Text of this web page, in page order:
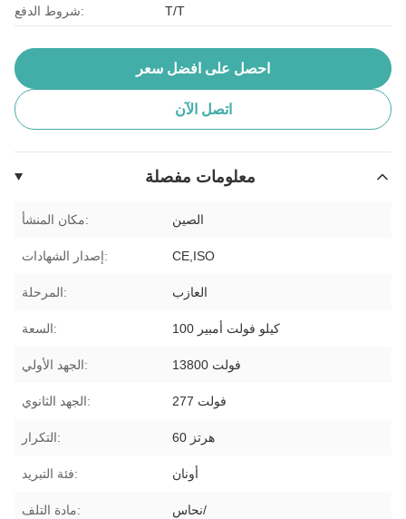
شروط الدفع: T/T
احصل على افضل سعر
اتصل الآن
معلومات مفصلة
مكان المنشأ: الصين
إصدار الشهادات: CE,ISO
المرحلة: العازب
السعة: 100 كيلو فولت أمبير
الجهد الأولي: 13800 فولت
الجهد الثانوي: 277 فولت
التكرار: 60 هرتز
فئة التبريد: أونان
مادة التلف: نحاس/